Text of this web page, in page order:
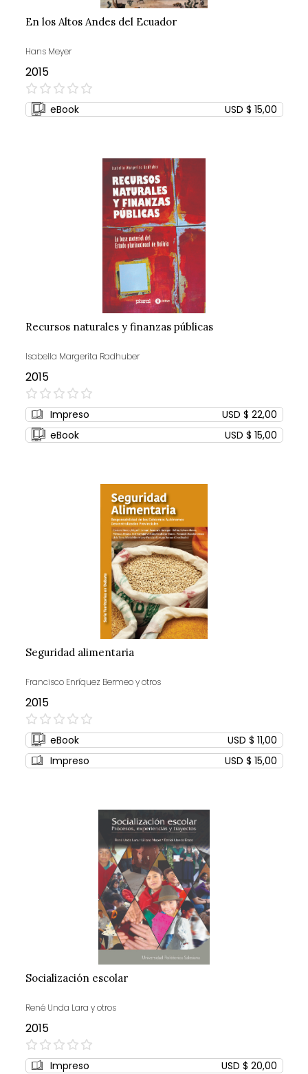
En los Altos Andes del Ecuador
Hans Meyer
2015
0%
eBook USD $ 15,00
Recursos naturales y finanzas públicas
Isabella Margerita Radhuber
2015
0%
Impreso
USD $ 22,00
eBook
USD $ 15,00
Seguridad alimentaria
Francisco Enríquez Bermeo y otros
2015
0%
eBook
USD $ 11,00
Impreso
USD $ 15,00
Socialización escolar
René Unda Lara y otros
2015
0%
Impreso USD $ 20,00